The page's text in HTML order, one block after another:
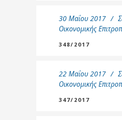
30 Μαΐου 2017
Οικονομικής
348/2017
22 Μαΐου 2017
Οικονομικής
347/2017